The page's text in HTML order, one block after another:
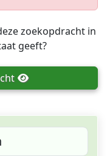
zoekopdracht in
geeft?